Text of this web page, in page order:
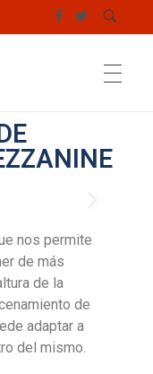
nos permite
de más
de la
de
adaptar a
del mismo.